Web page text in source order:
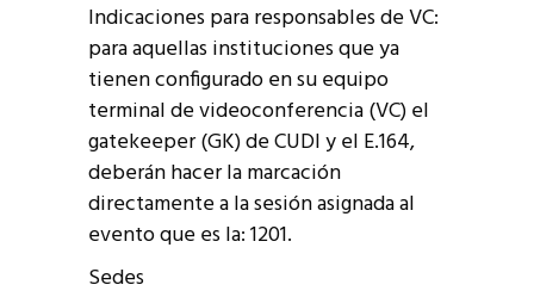
Indicaciones para responsables de VC:
para aquellas instituciones que ya
tienen configurado en su equipo
terminal de videoconferencia (VC) el
gatekeeper (GK) de CUDI y el E.164,
deberán hacer la marcación
directamente a la sesión asignada al
evento que es la: 1201.
Sedes